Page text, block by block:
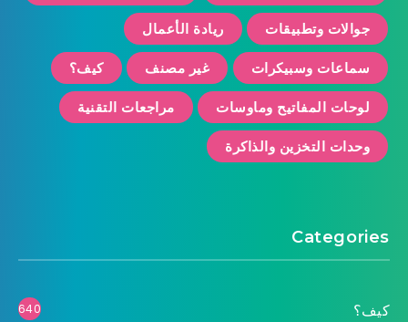
جوالات وتطبيقات ريادة الأعمال
سماعات وسبيكرات غير مصنف كيف؟
لوحات المفاتيح وماوسات مراجعات التقنية
وحدات التخزين والذاكرة
Categories
كيف؟ 640